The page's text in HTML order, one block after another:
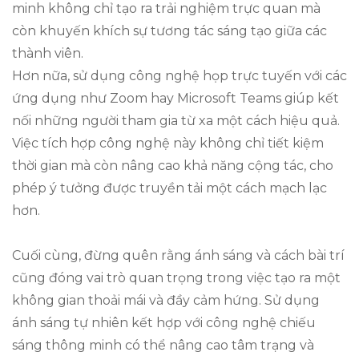
minh không chỉ tạo ra trải nghiệm trực quan mà
còn khuyến khích sự tương tác sáng tạo giữa các
thành viên.
Hơn nữa, sử dụng công nghệ họp trực tuyến với các
ứng dụng như Zoom hay Microsoft Teams giúp kết
nối những người tham gia từ xa một cách hiệu quả.
Việc tích hợp công nghệ này không chỉ tiết kiệm
thời gian mà còn nâng cao khả năng cộng tác, cho
phép ý tưởng được truyền tải một cách mạch lạc
hơn.
Cuối cùng, đừng quên rằng ánh sáng và cách bài trí
cũng đóng vai trò quan trọng trong việc tạo ra một
không gian thoải mái và đầy cảm hứng. Sử dụng
ánh sáng tự nhiên kết hợp với công nghệ chiếu
sáng thông minh có thể nâng cao tâm trạng và